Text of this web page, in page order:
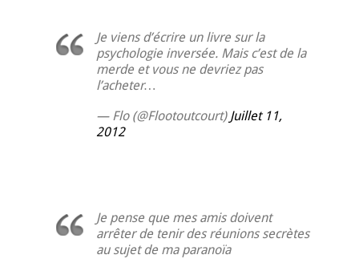
Je viens d’écrire un livre sur la
psychologie inversée. Mais c’est de la
merde et vous ne devriez pas
l’acheter…
— Flo (@Flootoutcourt) Juillet 11,
2012
Je pense que mes amis doivent
arrêter de tenir des réunions secrètes
au sujet de ma paranoïa